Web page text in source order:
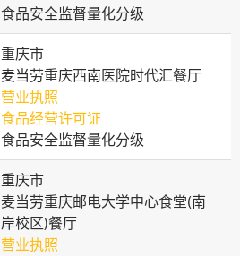
食品安全监督量化分级
重庆市
麦当劳重庆西南医院时代汇餐厅
营业执照
食品经营许可证
食品安全监督量化分级
重庆市
麦当劳重庆邮电大学中心食堂(南
岸校区)餐厅
营业执照